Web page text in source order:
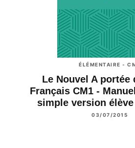
ÉLÉMENTAIRE -
Le Nouvel A portée
Français CM1 -
simple version élève
03/07/2015